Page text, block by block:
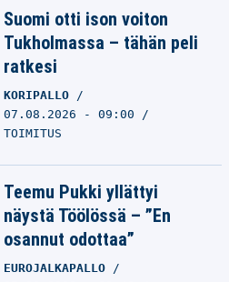
Suomi otti ison voiton
Tukholmassa – tähän peli
ratkesi
KORIPALLO
07.08.2026 - 09:00
TOIMITUS
Teemu Pukki yllättyi
näystä Töölössä – ”En
osannut odottaa”
EUROJALKAPALLO